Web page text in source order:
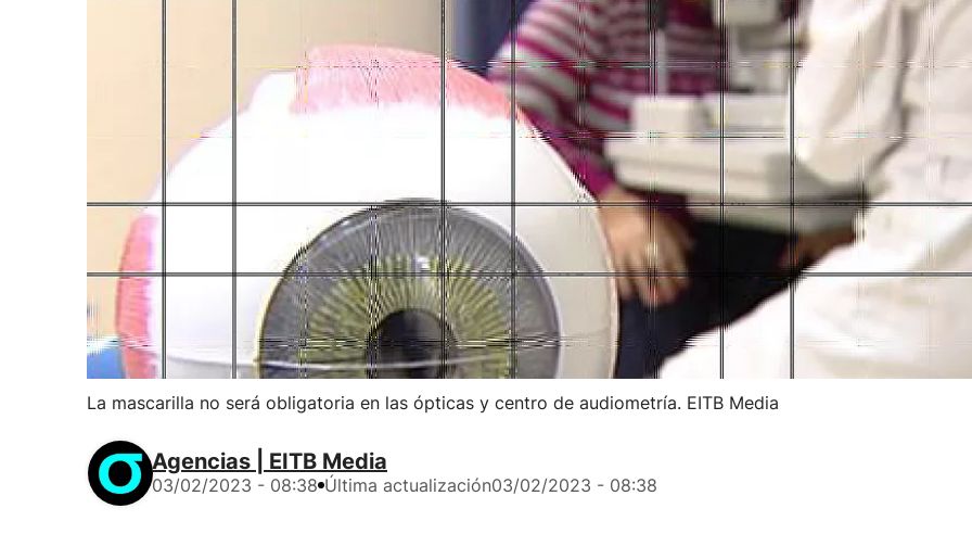
La mascarilla no será obligatoria en las ópticas y centro de audiometría. EITB Media
Agencias | EITB Media
03/02/2023 - 08:38 Última actualización03/02/2023 - 08:38